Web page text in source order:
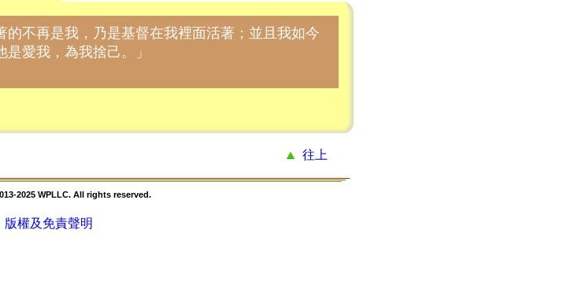
的不再是我，乃是基督在我裡面活著；並且我如今
愛我，為我捨己。」
往上
2025 WPLLC. All rights reserved.
版權及免責聲明